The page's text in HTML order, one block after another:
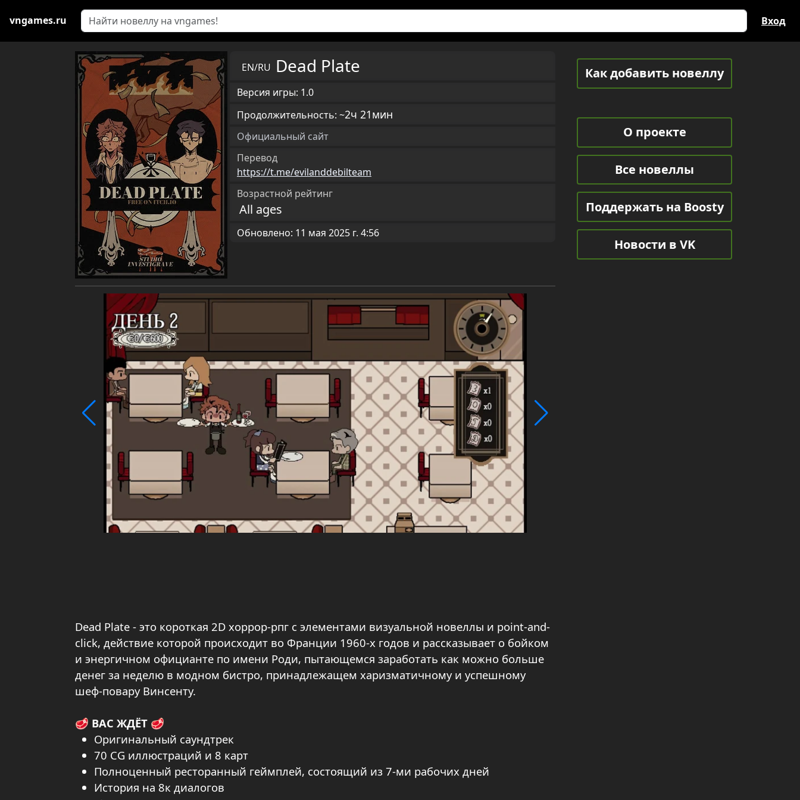
vngames.ru Вход
EN/RU Dead Plate
Версия игры: 1.0
Продолжительность: ~2ч 21мин
Официальный сайт
Перевод
https://t.me/evilanddebilteam
Возрастной рейтинг
All ages
Обновлено: 11 мая 2025 г. 4:56
Dead Plate - это короткая 2D хоррор-рпг с элементами визуальной новеллы и point-and-
click, действие которой происходит во Франции 1960-х годов и рассказывает о бойком
и энергичном официанте по имени Роди, пытающемся заработать как можно больше
денег за неделю в модном бистро, принадлежащем харизматичному и успешному
шеф-повару Винсенту.
🥩 ВАС ЖДЁТ 🥩
Оригинальный саундтрек
70 CG иллюстраций и 8 карт
Полноценный ресторанный геймплей, состоящий из 7-ми рабочих дней
История на 8к диалогов
Как добавить новеллу
О проекте
Все новеллы
Поддержать на Boosty
Новости в VK